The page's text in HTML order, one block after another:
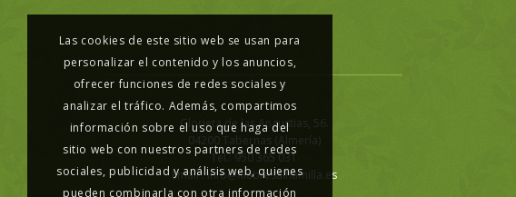
Glorieta de las Angustias, 56.
04200 Tabernas (Almería)
Tel.: 950 365 031
Email :info@filabresalhamilla.es
Las cookies de este sitio web se usan para
personalizar el contenido y los anuncios,
ofrecer funciones de redes sociales y
analizar el tráfico. Además, compartimos
información sobre el uso que haga del
sitio web con nuestros partners de redes
sociales, publicidad y análisis web, quienes
pueden combinarla con otra información